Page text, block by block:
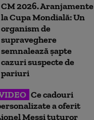
CM 2026. Aranjamente
la Cupa Mondială: Un
organism de
supraveghere
semnalează șapte
cazuri suspecte de
pariuri
Ce cadouri
a oferit
Messi tuturor